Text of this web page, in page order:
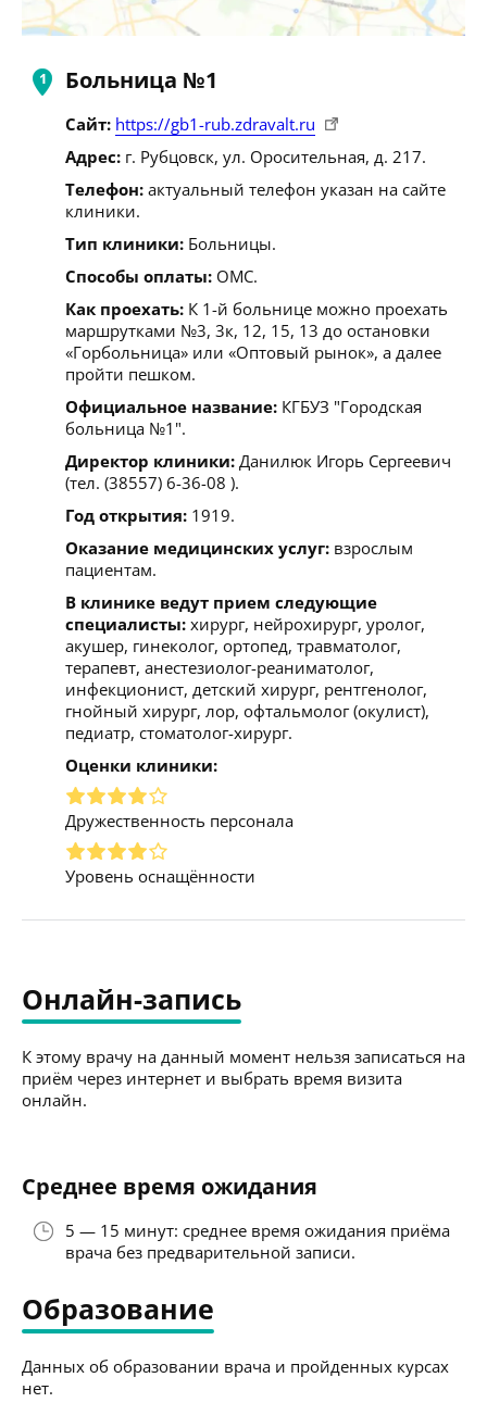
Больница №1
Сайт: https://gb1-rub.zdravalt.ru
Адрес: г. Рубцовск, ул. Оросительная, д. 217.
Телефон: актуальный телефон указан на сайте
клиники.
Тип клиники: Больницы.
Способы оплаты: ОМС.
Как проехать: К 1-й больнице можно проехать
маршрутками №3, 3к, 12, 15, 13 до остановки
«Горбольница» или «Оптовый рынок», а далее
пройти пешком.
Официальное название: КГБУЗ "Городская
больница №1".
Директор клиники: Данилюк Игорь Сергеевич
(тел. (38557) 6-36-08 ).
Год открытия: 1919.
Оказание медицинских услуг: взрослым
пациентам.
В клинике ведут прием следующие
специалисты: хирург, нейрохирург, уролог,
акушер, гинеколог, ортопед, травматолог,
терапевт, анестезиолог-реаниматолог,
инфекционист, детский хирург, рентгенолог,
гнойный хирург, лор, офтальмолог (окулист),
педиатр, стоматолог-хирург.
Оценки клиники:
Дружественность персонала
Уровень оснащённости
Онлайн-запись
К этому врачу на данный момент нельзя записаться на
приём через интернет и выбрать время визита
онлайн.
Среднее время ожидания
5 — 15 минут: среднее время ожидания приёма
врача без предварительной записи.
Образование
Данных об образовании врача и пройденных курсах
нет.